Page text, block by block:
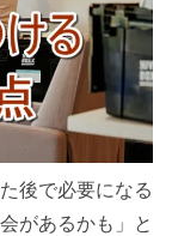
後で必要になる
があるかも」と